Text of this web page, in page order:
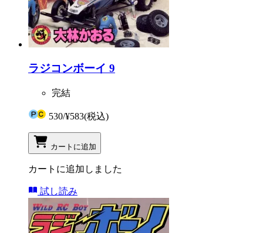
ラジコンボーイ 9
完結
530/¥583(税込)
カートに追加
カートに追加しました
試し読み